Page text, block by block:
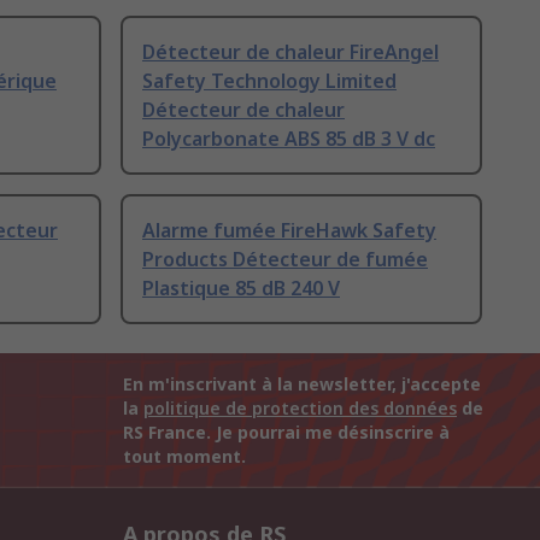
Détecteur de chaleur FireAngel
Safety Technology Limited
Détecteur de chaleur
Polycarbonate ABS 85 dB 3 V dc
Alarme fumée FireHawk Safety
Products Détecteur de fumée
Plastique 85 dB 240 V
En m'inscrivant à la newsletter, j'accepte
la politique de protection des données de
RS France. Je pourrai me désinscrire à
tout moment.